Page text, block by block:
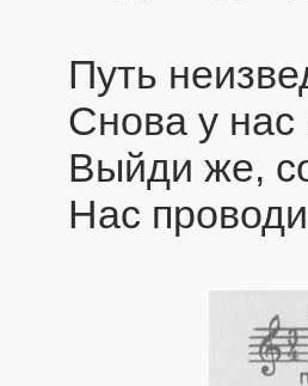
Путь
Снова у нас
Выйди же,
Нас